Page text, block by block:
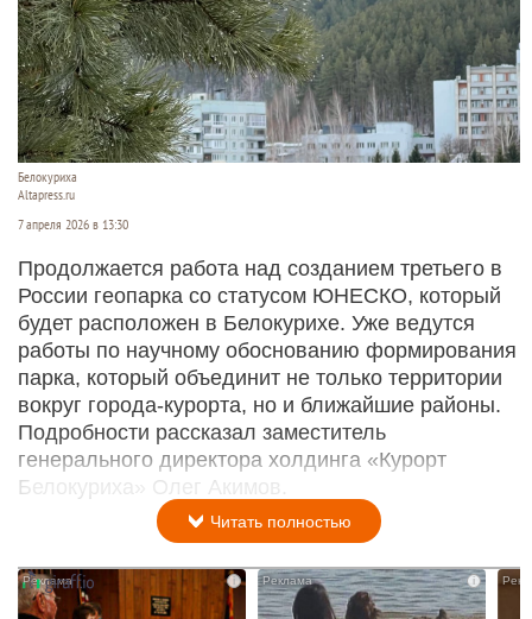
Белокуриха
Altapress.ru
7 апреля 2026 в 13:30
Продолжается работа над созданием третьего в
России геопарка со статусом ЮНЕСКО, который
будет расположен в Белокурихе. Уже ведутся
работы по научному обоснованию формирования
парка, который объединит не только территории
вокруг города-курорта, но и ближайшие районы.
Подробности рассказал заместитель
генерального директора холдинга «Курорт
Белокуриха» Олег Акимов.
Читать полностью
i